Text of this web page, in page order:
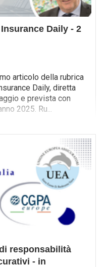
Daily - 2
articolo della rubrica
Daily, diretta
e prevista con
2025. Ru...
responsabilità
- in